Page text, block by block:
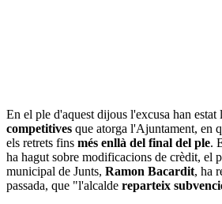
En el ple d'aquest dijous l'excusa han estat
competitives que atorga l'Ajuntament, en
els retrets fins més enllà del final del ple.
ha hagut sobre modificacions de crèdit, el
municipal de Junts, Ramon Bacardit, ha
passada, que "l'alcalde reparteix